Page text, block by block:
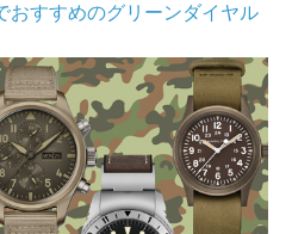
おすすめのグリーンダイヤル